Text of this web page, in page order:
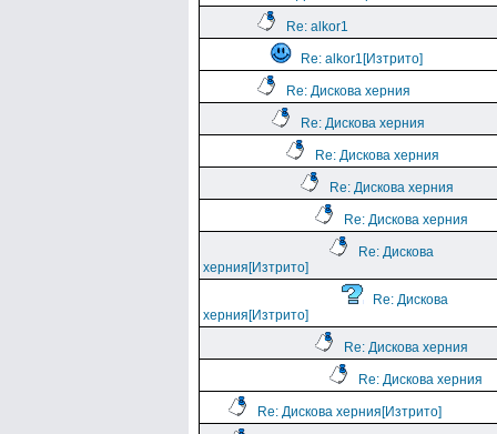
Re: alkor1
Re: alkor1[Изтрито]
Re: Дискова херния
Re: Дискова херния
Re: Дискова херния
Re: Дискова херния
Re: Дискова херния
Re: Дискова
херния[Изтрито]
Re: Дискова
херния[Изтрито]
Re: Дискова херния
Re: Дискова херния
Re: Дискова херния[Изтрито]